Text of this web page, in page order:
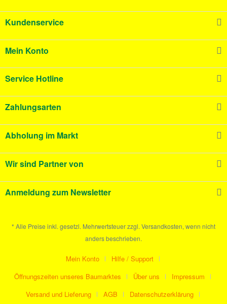
Kundenservice
Mein Konto
Service Hotline
Zahlungsarten
Abholung im Markt
Wir sind Partner von
Anmeldung zum Newsletter
* Alle Preise inkl. gesetzl. Mehrwertsteuer zzgl. Versandkosten, wenn nicht
anders beschrieben.
Mein Konto
Hilfe / Support
Öffnungszeiten unseres Baumarktes
Über uns
Impressum
Versand und Lieferung
AGB Datenschutzerklärung